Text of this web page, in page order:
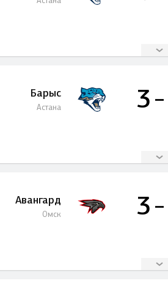
Барыс
Астана 3
Авангард
Омск 3